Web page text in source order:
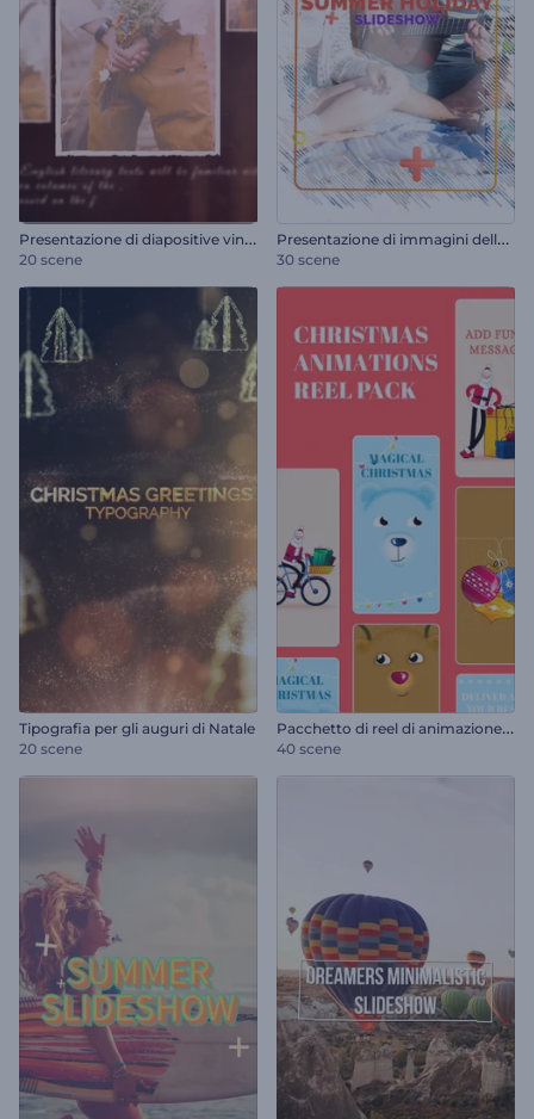
P
resentazione di diapositive vintage classiche
20 scene
P
resentazione di immagini delle vacanze estive
30 scene
Tipografia per gli auguri di Natale
20 scene
P
acchetto di reel di animazione natalizia
40 scene